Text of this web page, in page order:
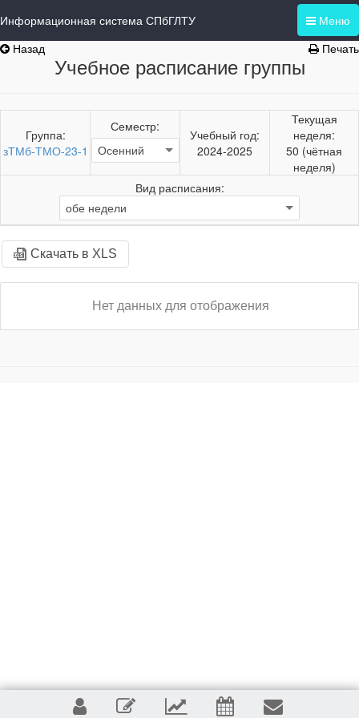
Меню
Информационная система СПбГЛТУ
Назад
Печать
Учебное расписание группы
Группа:
зТМб-ТМО-23-1
Семестр:
Учебный год:
2024-2025
Текущая
неделя:
50 (чётная
неделя)
Вид расписания:
Скачать в XLS
Нет данных для отображения